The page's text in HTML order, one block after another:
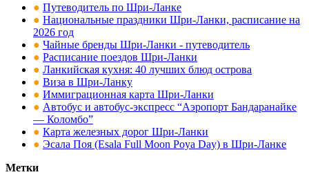
● Путеводитель по Шри-Ланке
● Национальные праздники Шри-Ланки, расписание на
2026 год
● Чайные бренды Шри-Ланки - путеводитель
● Расписание поездов Шри-Ланки
● Ланкийская кухня: 40 лучших блюд острова
● Виза в Шри-Ланку
● Иммиграционная карта Шри-Ланки
● Автобус и автобус-экспресс “Аэропорт Бандаранайке
— Коломбо”
● Карта железных дорог Шри-Ланки
● Эсала Поя (Esala Full Moon Poya Day) в Шри-Ланке
Метки